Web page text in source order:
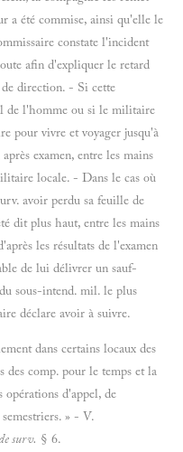
a été commise, ainsi qu'elle le
constate l'incident
afin d'expliquer le retard
direction. - Si cette
de l'homme ou si le militaire
pour vivre et voyager jusqu'à
examen, entre les mains
locale. - Dans le cas où
avoir perdu sa feuille de
dit plus haut, entre les mains
les résultats de l'examen
de lui délivrer un sauf-
sous-intend. mil. le plus
déclare avoir à suivre.
dans certains locaux des
des comp. pour le temps et la
opérations d'appel, de
» - V.
surv. § 6.